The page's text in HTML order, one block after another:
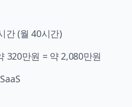
간 (월 40시간)
320만원 = 약 2,080만원